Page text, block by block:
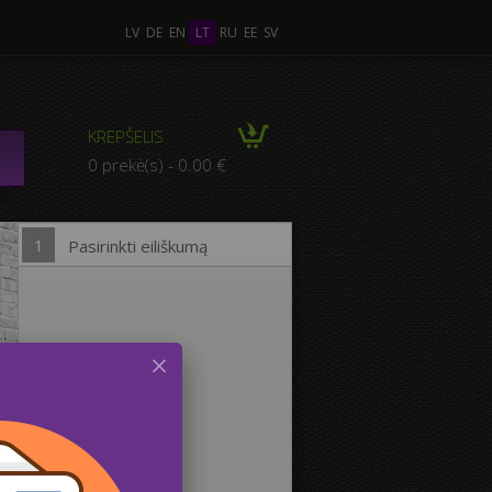
LV DE EN LT RU EE SV
KREPŠELIS
0 prekė(s) - 0.00 €
1 Pasirinkti eiliškumą
iš kelių